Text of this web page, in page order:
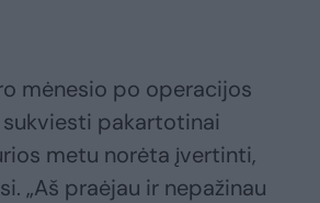
mėnesio po operacijos
pakartotinai
metu norėta įvertinti,
„Aš praėjau ir nepažinau